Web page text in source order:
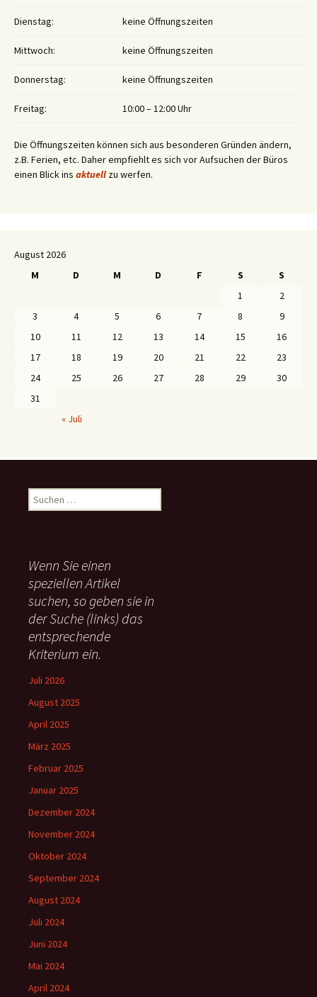
Dienstag: keine Öffnungszeiten
Mittwoch: keine Öffnungszeiten
Donnerstag: keine Öffnungszeiten
Freitag: 10:00 – 12:00 Uhr
Die Öffnungszeiten können sich aus besonderen Gründen ändern,
z.B. Ferien, etc. Daher empfiehlt es sich vor Aufsuchen der Büros
einen Blick ins aktuell zu werfen.
August 2026
M
D M D F S
S
1
2
3
4 5 6 7 8
9
10
11 12 13 14 15
16
17
18 19 20 21 22
23
24
25 26 27 28 29
30
31
« Juli
u
n
n
a
c
:
Wenn Sie einen
speziellen Artikel
suchen, so geben sie in
der Suche (links) das
entsprechende
Kriterium ein.
Juli 2026
August 2025
April 2025
März 2025
Februar 2025
Januar 2025
Dezember 2024
November 2024
Oktober 2024
September 2024
August 2024
Juli 2024
Juni 2024
Mai 2024
April 2024